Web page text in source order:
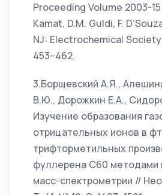
Proceeding Volume 2003-15;
Kamat, D.M. Guldi, F.
NJ: Electrochemical Society
453–462.
3.Борщевский А.Я.,
В.Ю., Дорожкин Е.А.,
Изучение образования
отрицательных ионов в
трифторметильных
фуллерена C60 методами
масс-спектрометрии //